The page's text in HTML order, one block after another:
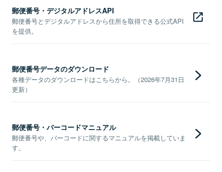
郵便番号・デジタルアドレスAPI
郵便番号とデジタルアドレスから住所を取得できる公式API
を提供。
郵便番号データのダウンロード
各種データのダウンロードはこちらから。（2026年7月31日
更新）
郵便番号・バーコードマニュアル
郵便番号や、バーコードに関するマニュアルを掲載していま
す。